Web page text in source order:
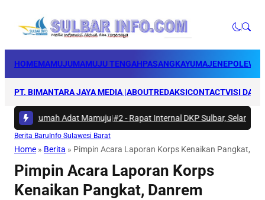
HOMEMAMUJUMAMUJU TENGAHPASANGKAYUMAJENE
PT. BIMANTARA JAYA MEDIA |ABOUTREDAKSICONTACTVISI DAN
di Rumah Adat Mamuju|#2 -Rapat Internal DKP Sulbar, Selaraskan
Berita Baru Info Sulawesi Barat
Home » Berita » Pimpin Acara Laporan Korps Kenaikan Pangkat,
Pimpin Acara Laporan Korps
Kenaikan Pangkat, Danrem